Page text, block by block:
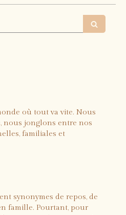
où tout va vite. Nous
nous jonglons entre nos
familiales et
vos vacances
synonymes de repos, de
famille. Pourtant, pour